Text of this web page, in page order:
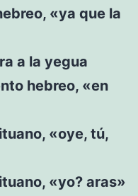
«ya que la
a la yegua
hebreo, «en
«oye, tú,
«yo? aras»